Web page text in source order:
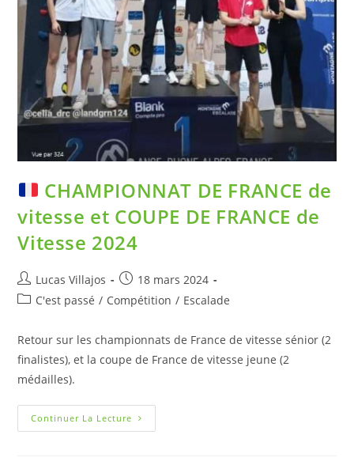
CHAMPIONNAT DE FRANCE de
vitesse et COUPE DE FRANCE de
Vitesse 2024
Lucas Villajos
18 mars 2024
C'est passé / Compétition / Escalade
Retour sur les championnats de France de vitesse sénior (2
finalistes), et la coupe de France de vitesse jeune (2
médailles).
Continuer La Lecture